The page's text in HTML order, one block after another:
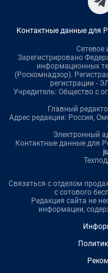
Контактные данные для
Сетевое
Зарегистрировано
информационных
(Роскомнадзор).
регистрации -
Учредитель: Общество с
Главный
Адрес редакции: Россия,
Электронный
Контактные данные для
Связаться с отделом
с сотового
Редакция сайта не
информации,